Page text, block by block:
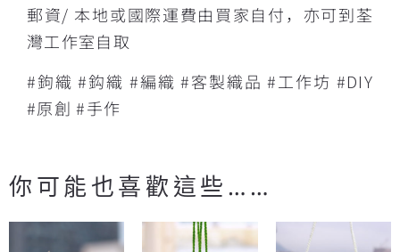
郵資/ 本地或國際運費由買家自付，亦可到荃
灣工作室自取
#鉤織 #鈎織 #編織 #客製織品 #工作坊 #DIY
#原創 #手作
你可能也喜歡這些……